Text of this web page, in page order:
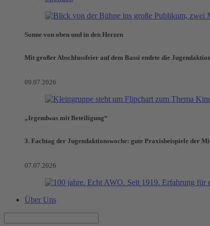
Sonne von oben und in den Herzen
Mit großer Abschlussfeier auf dem Bassi endete die
09.07.2026
„Irgendwas mit Beteiligung“
3. Fachtag der Jugendaktionswoche: gute Praxisbeispiele der
07.07.2026
Über Uns